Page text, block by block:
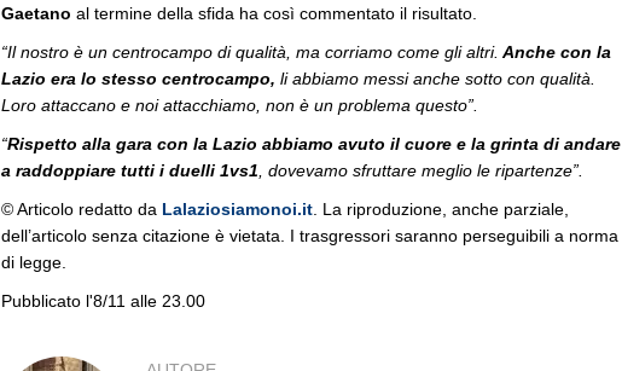
Gaetano al termine della sfida ha così commentato il risultato.
“Il nostro è un centrocampo di qualità, ma corriamo come gli altri. Anche con la
Lazio era lo stesso centrocampo, li abbiamo messi anche sotto con qualità.
Loro attaccano e noi attacchiamo, non è un problema questo”.
“Rispetto alla gara con la Lazio abbiamo avuto il cuore e la grinta di andare
a raddoppiare tutti i duelli 1vs1 , dovevamo sfruttare meglio le ripartenze”.
© Articolo redatto da Lalaziosiamonoi.it . La riproduzione, anche parziale,
dell’articolo senza citazione è vietata. I trasgressori saranno perseguibili a norma
di legge.
Pubblicato l'8/11 alle 23.00